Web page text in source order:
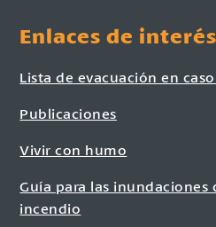
Enlaces de interés
Lista de evacuación en
Publicaciones
Vivir con humo
Guía para las inundaciones
incendio